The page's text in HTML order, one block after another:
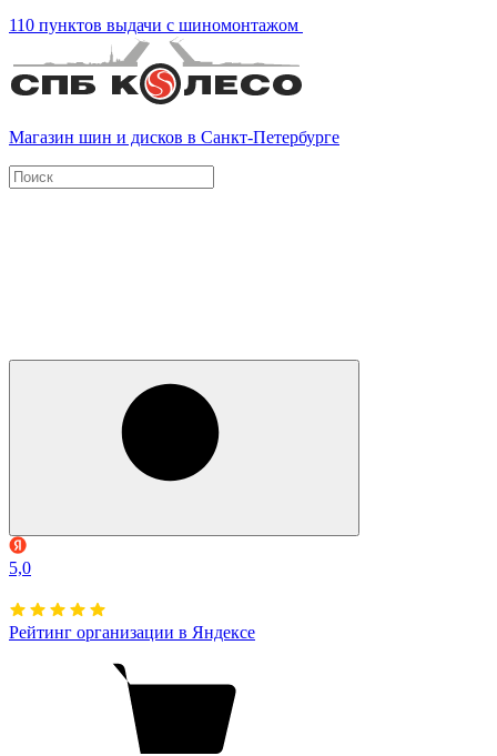
110 пунктов выдачи с шиномонтажом
Магазин шин и дисков в Санкт-Петербурге
5,0
Рейтинг организации в Яндексе